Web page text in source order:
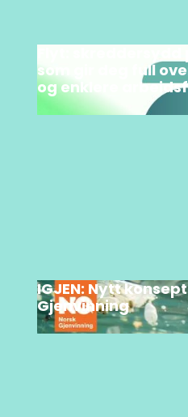
som gir deg full
og enklere
IGJEN: Nytt
Gjenvinning